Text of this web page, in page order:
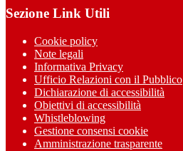
Sezione Link Utili
Cookie policy
Note legali
Informativa Privacy
Ufficio Relazioni con il Pubblico
Dichiarazione di accessibilità
Obiettivi di accessibilità
Whistleblowing
Gestione consensi cookie
Amministrazione trasparente